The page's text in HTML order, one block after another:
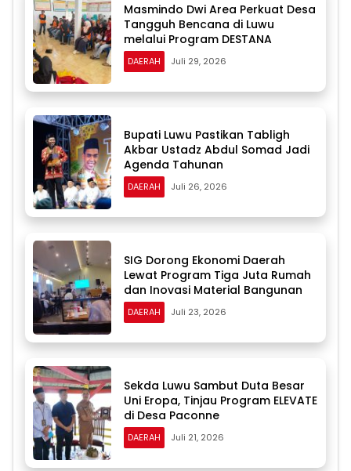
Masmindo Dwi Area Perkuat Desa
Tangguh Bencana di Luwu
melalui Program DESTANA
DAERAH Juli 29, 2026
Bupati Luwu Pastikan Tabligh
Akbar Ustadz Abdul Somad Jadi
Agenda Tahunan
DAERAH Juli 26, 2026
SIG Dorong Ekonomi Daerah
Lewat Program Tiga Juta Rumah
dan Inovasi Material Bangunan
DAERAH Juli 23, 2026
Sekda Luwu Sambut Duta Besar
Uni Eropa, Tinjau Program ELEVATE
di Desa Paconne
DAERAH Juli 21, 2026